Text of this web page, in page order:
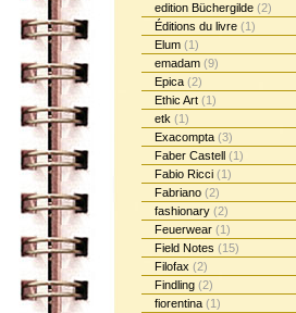
edition Büchergilde (2)
Éditions du livre (1)
Elum (1)
emadam (9)
Epica (2)
Ethic Art (1)
etk (1)
Exacompta (3)
Faber Castell (1)
Fabio Ricci (1)
Fabriano (2)
fashionary (2)
Feuerwear (1)
Field Notes (15)
Filofax (2)
Findling (2)
fiorentina (1)